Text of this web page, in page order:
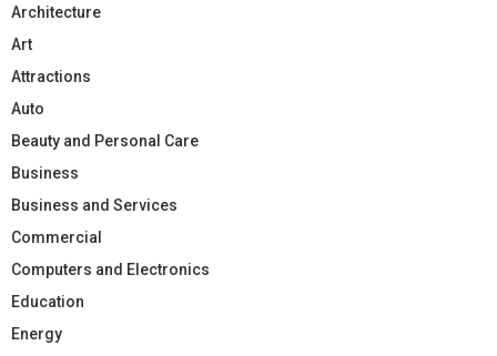
Architecture
Art
Attractions
Auto
Beauty and Personal Care
Business
Business and Services
Commercial
Computers and Electronics
Education
Energy